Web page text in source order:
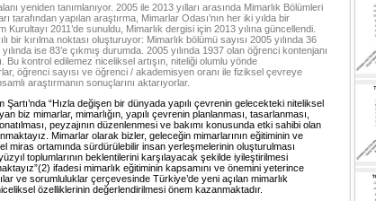
yeniden tanımlanıyor. 2005 ile 2013 yılları arasında Mimarlık Bölümleri
tarafından yapılan araştırma, Mimarlar Odası’nın her iki yılda bir
Kurultayı 2011’de sunuldu, Mimarlık dergisi için 2013 yılına güncellendi.
bir kırılma noktası oluşturuyor: Mimarlık bölümü sayısı 2005 yılında 36
ise 83’e çıkmış durumda. 2005 yılında 1937 olan öğrenci kontenjanı
Bu kontrol edilemez niceliksel artışın, niteliği olumlu yönde
öğrenci sayısı ve öğrenci / akademisyen oranı ile fiziksel çevreye
araştırmanın sonuçlarını aktarıyorlar.
Şartı’nda “Hızla değişen bir dünyada yapılı çevrenin gelecekteki niteliksel
biz mimarlar, mimarlığın, yapılı çevrenin planlanması, tasarlanması,
peyzajının düzenlenmesi ve bakımı konusunda etki sahibi olan
Mimarlar olarak bizler, geleceğin mimarlarının eğitiminin ve
miras ortamında sürdürülebilir insan yerleşmelerinin oluşturulması
toplumlarının beklentilerini karşılayacak şekilde iyileştirilmesi
ifadesi mimarlık eğitiminin kapsamını ve önemini yeterince
ve sorumluluklar çerçevesinde Türkiye’de yeni açılan mimarlık
özelliklerinin değerlendirilmesi önem kazanmaktadır.